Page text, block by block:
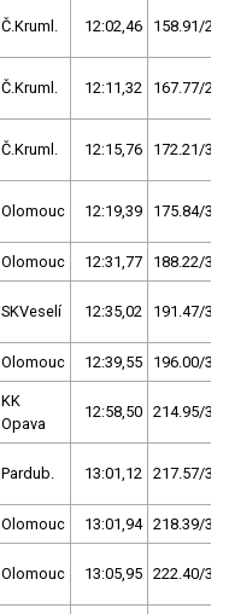
Č.Kruml. 12:02,46 158.91/
Č.Kruml. 12:11,32 167.77/
Č.Kruml. 12:15,76 172.21/
Olomouc 12:19,39 175.84/
Olomouc 12:31,77 188.22/
SKVeselí 12:35,02 191.47/
Olomouc 12:39,55 196.00/
KK
Opava
12:58,50 214.95/
Pardub. 13:01,12 217.57/
Olomouc 13:01,94 218.39/
Olomouc 13:05,95 222.40/